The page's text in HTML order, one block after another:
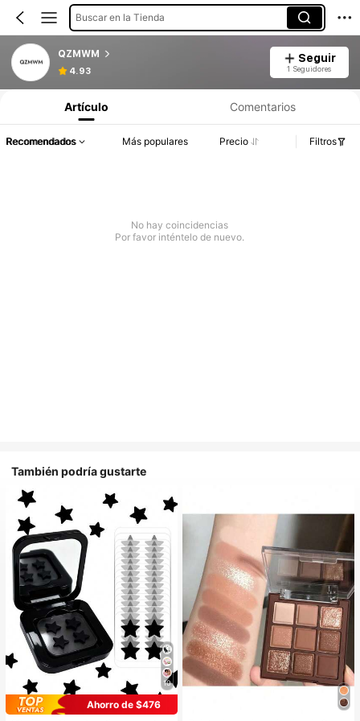
Buscar en la Tienda
QZMWM
4.93
Seguir
1 Seguidores
Artículo Comentarios
Recomendados Más populares Precio Filtros
No hay coincidencias
Por favor inténtelo de nuevo.
También podría gustarte
10
Ahorro de $476